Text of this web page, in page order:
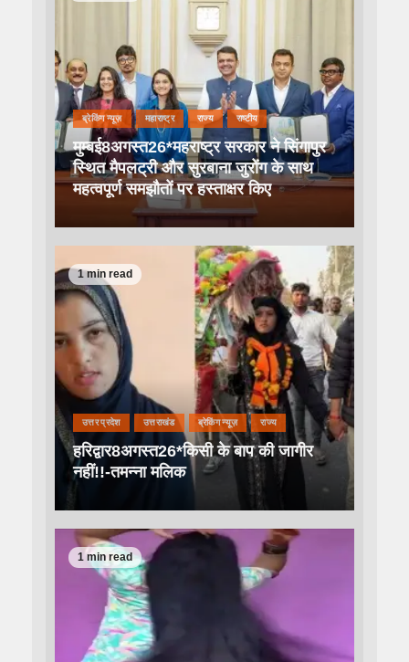
ब्रेकिंग न्यूज़ महाराष्ट्र राज्य राष्टीय
मुम्बई8अगस्त26*महराष्ट्र सरकार ने सिंगापुर
स्थित मैपलट्री और सुरबाना जुरोंग के साथ
महत्वपूर्ण समझौतों पर हस्ताक्षर किए
1 min read
उत्तर प्रदेश उत्तराखंड ब्रेकिंग न्यूज़ राज्य
हरिद्वार8अगस्त26*किसी के बाप की जागीर
नहीं!!-तमन्ना मलिक
1 min read